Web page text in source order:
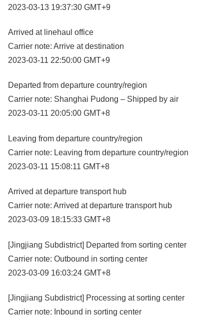
2023-03-13 19:37:30 GMT+9
Arrived at linehaul office
Carrier note: Arrive at destination
2023-03-11 22:50:00 GMT+9
Departed from departure country/region
Carrier note: Shanghai Pudong – Shipped by air
2023-03-11 20:05:00 GMT+8
Leaving from departure country/region
Carrier note: Leaving from departure country/region
2023-03-11 15:08:11 GMT+8
Arrived at departure transport hub
Carrier note: Arrived at departure transport hub
2023-03-09 18:15:33 GMT+8
[Jingjiang Subdistrict] Departed from sorting center
Carrier note: Outbound in sorting center
2023-03-09 16:03:24 GMT+8
[Jingjiang Subdistrict] Processing at sorting center
Carrier note: Inbound in sorting center